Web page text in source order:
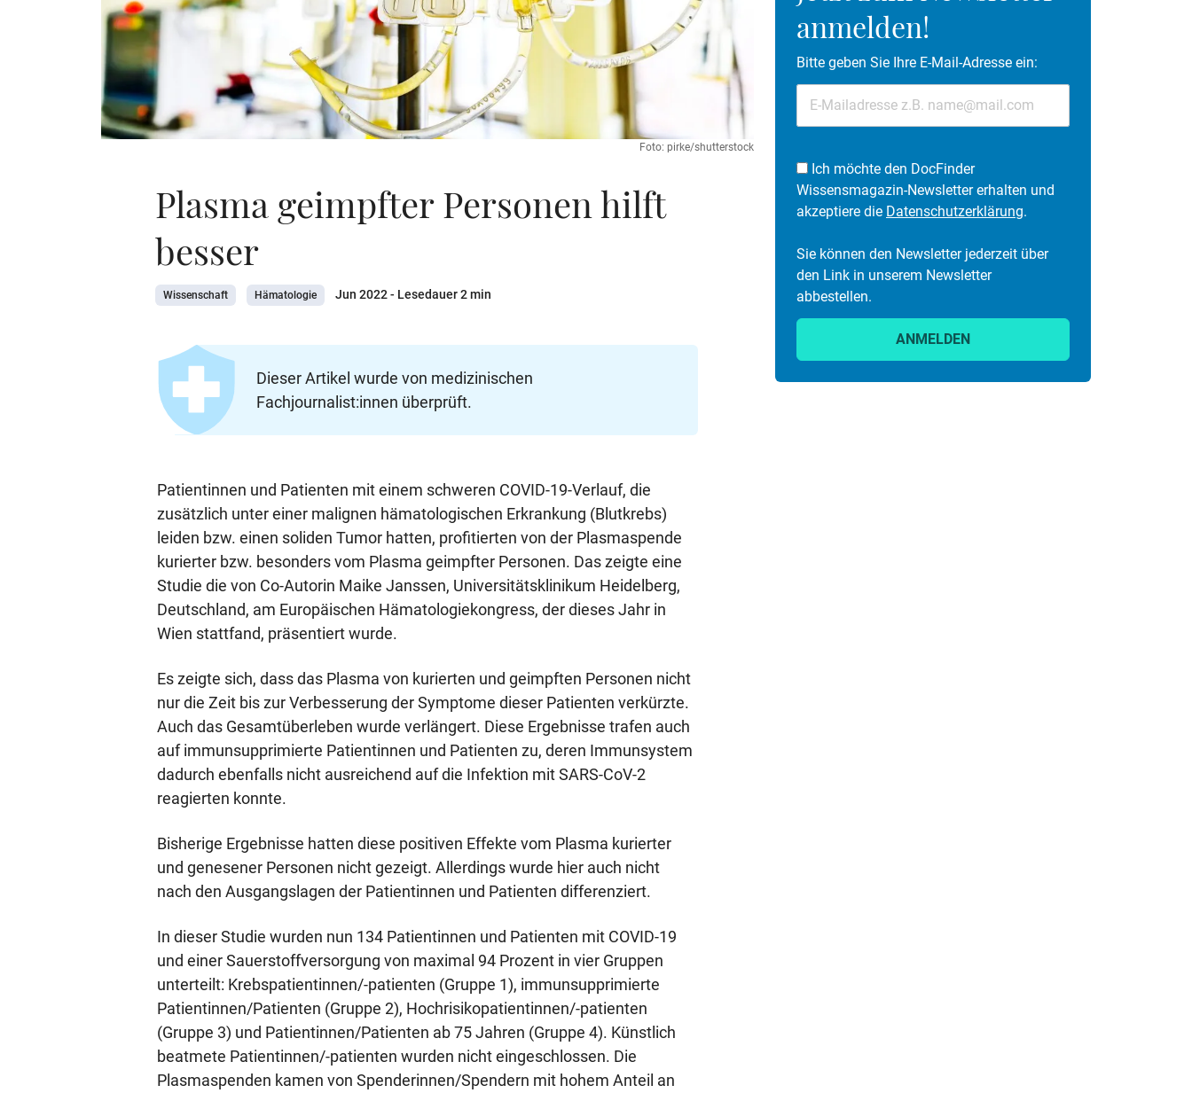
Foto: pirke/shutterstock
Plasma geimpfter Personen hilft
besser
Wissenschaft Hämatologie Jun 2022- Lesedauer 2 min
Dieser Artikel wurde von medizinischen
Fachjournalist:innen überprüft.
Patientinnen und Patienten mit einem schweren COVID-19-Verlauf, die
zusätzlich unter einer malignen hämatologischen Erkrankung (Blutkrebs)
leiden bzw. einen soliden Tumor hatten, profitierten von der Plasmaspende
kurierter bzw. besonders vom Plasma geimpfter Personen. Das zeigte eine
Studie die von Co-Autorin Maike Janssen, Universitätsklinikum Heidelberg,
Deutschland, am Europäischen Hämatologiekongress, der dieses Jahr in
Wien stattfand, präsentiert wurde.
Es zeigte sich, dass das Plasma von kurierten und geimpften Personen nicht
nur die Zeit bis zur Verbesserung der Symptome dieser Patienten verkürzte.
Auch das Gesamtüberleben wurde verlängert. Diese Ergebnisse trafen auch
auf immunsupprimierte Patientinnen und Patienten zu, deren Immunsystem
dadurch ebenfalls nicht ausreichend auf die Infektion mit SARS-CoV-2
reagierten konnte.
Bisherige Ergebnisse hatten diese positiven Effekte vom Plasma kurierter
und genesener Personen nicht gezeigt. Allerdings wurde hier auch nicht
nach den Ausgangslagen der Patientinnen und Patienten differenziert.
In dieser Studie wurden nun 134 Patientinnen und Patienten mit COVID-19
und einer Sauerstoffversorgung von maximal 94 Prozent in vier Gruppen
unterteilt: Krebspatientinnen/-patienten (Gruppe 1), immunsupprimierte
Patientinnen/Patienten (Gruppe 2), Hochrisikopatientinnen/-patienten
(Gruppe 3) und Patientinnen/Patienten ab 75 Jahren (Gruppe 4). Künstlich
beatmete Patientinnen/-patienten wurden nicht eingeschlossen. Die
Plasmaspenden kamen von Spenderinnen/Spendern mit hohem Anteil an
anmelden!
Bitte geben Sie Ihre E-Mail-Adresse ein:
Ich möchte den DocFinder
Wissensmagazin-Newsletter erhalten und
akzeptiere die Datenschutzerklärung.
Sie können den Newsletter jederzeit über
den Link in unserem Newsletter
abbestellen.
ANMELDEN